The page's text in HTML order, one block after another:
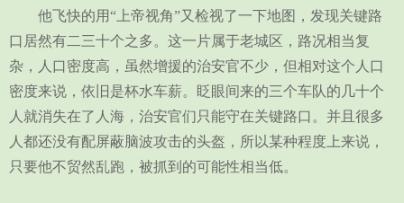
他飞快的用“上帝视角”又检视了一下地图，发现关键路
口居然有二三十个之多。这一片属于老城区，路况相当复
杂，人口密度高，虽然增援的治安官不少，但相对这个人口
密度来说，依旧是杯水车薪。眨眼间来的三个车队的几十个
人就消失在了人海，治安官们只能守在关键路口。并且很多
人都还没有配屏蔽脑波攻击的头盔，所以某种程度上来说，
只要他不贸然乱跑，被抓到的可能性相当低。